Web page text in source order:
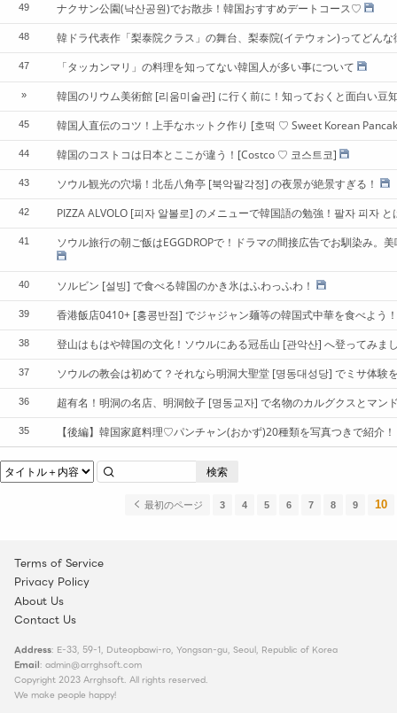
49 ナクサン公園(낙산공원)でお散歩！韓国おすすめデートコース♡
48 韓ドラ代表作「梨泰院クラス」の舞台、梨泰院(イテウォン)ってどんな
47 「タッカンマリ」の料理を知ってない韓国人が多い事について
» 韓国のリウム美術館 [리움미술관] に行く前に！知っておくと面白い豆
45 韓国人直伝のコツ！上手なホットク作り [호떡 ♡ Sweet Korean
44 韓国のコストコは日本とここが違う！[Costco ♡ 코스트코]
43 ソウル観光の穴場！北岳八角亭 [북악팔각정] の夜景が絶景すぎる！
42 PIZZA ALVOLO [피자 알볼로] のメニューで韓国語の勉強！팔자 피자
41 ソウル旅行の朝ご飯はEGGDROPで！ドラマの間接広告でお馴染み。
40 ソルビン [설빙] で食べる韓国のかき氷はふわっふわ！
39 香港飯店0410+ [홍콩반점] でジャジャン麺等の韓国式中華を食べよう！
38 登山はもはや韓国の文化！ソウルにある冠岳山 [관악산] へ登ってみま
37 ソウルの教会は初めて？それなら明洞大聖堂 [명동대성당] でミサ体験
36 超有名！明洞の名店、明洞餃子 [명동교자] で名物のカルグクスとマン
35 【後編】韓国家庭料理♡パンチャン(おかず)20種類を写真つきで紹介！
検索
最初のページ 3 4 5 6 7 8 9 10
Terms of Service
Privacy Policy
About Us
Contact Us
Address: E-33, 59-1, Duteopbawi-ro, Yongsan-gu, Seoul, Republic of Korea
Email: admin@arrghsoft.com
Copyright 2023 Arrghsoft. All rights reserved.
We make people happy!